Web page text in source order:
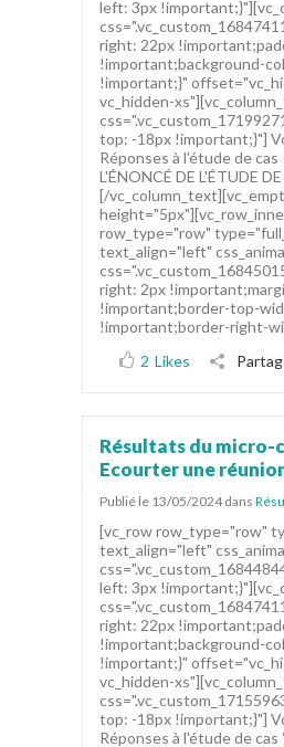
left: 3px
right: 22px
!important;background-
!important;}"
vc_hidden-
top: -18px !important;}"]
Réponses à l'étude de
L'ÉNONCÉ DE L'ÉTUDE
[/
row_type="row"
text_align="left"
right: 2px
!important;border-top-
!important;border-right-
2 Likes
Résultats du micro-
Ecourter une
Publié le 13/05/2024dans
[vc_row row_type="row"
text_align="left"
left: 3px
right: 22px
!important;background-
!important;}"
vc_hidden-
top: -18px !important;}"]
Réponses à l'étude de